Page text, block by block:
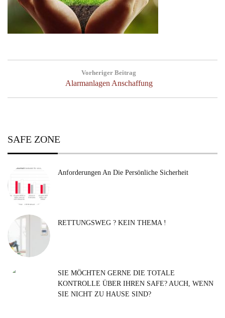
Vorheriger Beitrag
Previous
Post:
Alarmanlagen Anschaffung
SAFE ZONE
Anforderungen An Die Persönliche Sicherheit
RETTUNGSWEG ? KEIN THEMA !
SIE MÖCHTEN GERNE DIE TOTALE
KONTROLLE ÜBER IHREN SAFE? AUCH, WENN
SIE NICHT ZU HAUSE SIND?